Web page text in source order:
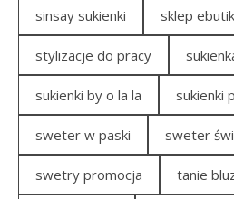
sinsay sukienki sklep
stylizacje do pracy
sukienki by o la la sukienki
sweter w paski sweter
swetry promocja tanie